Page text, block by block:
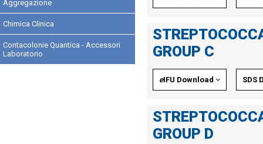
Aggregazione
Chimica Clinica
Contacolonie Quantica - Accessori
Laboratorio
GROUP C
eIFU Download SDS
GROUP D